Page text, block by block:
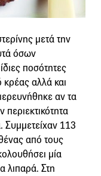
μετά την
όσων
ποσότητες
αλλά και
αν τα
Συμμετείχαν 113
από τους
μία
λιπαρά. Στη